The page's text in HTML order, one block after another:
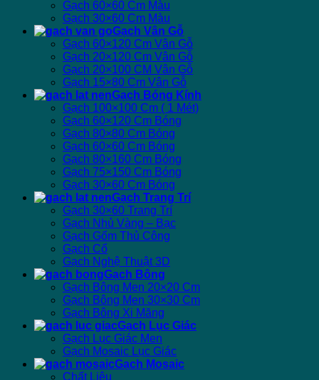
Gạch 60×60 Cm Màu
Gạch 30×60 Cm Màu
Gạch Vân Gỗ
Gạch 60×120 Cm Vân Gỗ
Gạch 20×120 Cm Vân Gỗ
Gạch 20×100 CM Vân Gỗ
Gạch 15×80 Cm Vân Gỗ
Gạch Bóng Kính
Gạch 100×100 Cm ( 1 Mét)
Gạch 60×120 Cm Bóng
Gạch 80×80 Cm Bóng
Gạch 60×60 Cm Bóng
Gạch 80×160 Cm Bóng
Gạch 75×150 Cm Bóng
Gạch 30×60 Cm Bóng
Gạch Trang Trí
Gạch 30×60 Trang Trí
Gạch Nhủ Vàng – Bạc
Gạch Gốm Thủ Công
Gạch Cổ
Gạch Nghệ Thuật 3D
Gạch Bông
Gạch Bông Men 20×20 Cm
Gạch Bông Men 30×30 Cm
Gạch Bông Xi Măng
Gạch Lục Giác
Gạch Lục Giác Men
Gạch Mosaic Lục Giác
Gạch Mosaic
Chất Liệu